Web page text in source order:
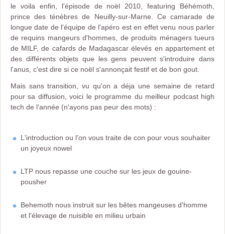
le voila enfin, l'épisode de noël 2010, featuring Béhémoth,
prince des ténèbres de Neuilly-sur-Marne. Ce camarade de
longue date de l'équipe de l'apéro est en effet venu nous parler
de requins mangeurs d'hommes, de produits ménagers tueurs
de MILF, de cafards de Madagascar élevés en appartement et
des différents objets que les gens peuvent s'introduire dans
l'anus, c'est dire si ce noël s'annonçait festif et de bon gout.
Mais sans transition, vu qu'on a déja une semaine de retard
pour sa diffusion, voici le programme du meilleur podcast high
tech de l'année (n'ayons pas peur des mots) :
L'introduction ou l'on vous traite de con pour vous souhaiter
un joyeux nowel
LTP nous repasse une couche sur les jeux de gouine-
pousher
Behemoth nous instruit sur les bêtes mangeuses d'homme
et l'élevage de nuisible en milieu urbain